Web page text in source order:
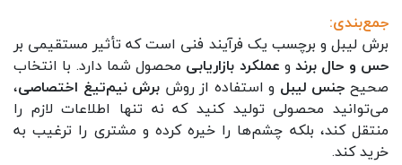
جمع‌بندی:
برش لیبل و برچسب یک فرآیند فنی است که تأثیر مستقیمی بر
حس و حال برندو عملکرد بازاریابی محصول شما دارد. با انتخاب
صحیح جنس لیبل و استفاده از روش برش نیم‌تیغ اختصاصی،
می‌توانید محصولی تولید کنید که نه تنها اطلاعات لازم را
منتقل کند، بلکه چشم‌ها را خیره کرده و مشتری را ترغیب به
خرید کند.